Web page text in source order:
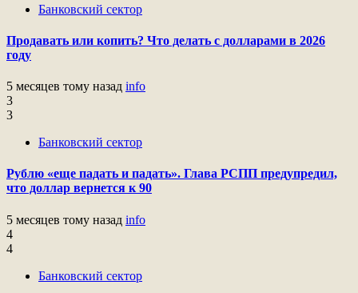
Банковский сектор
Продавать или копить? Что делать с долларами в 2026
году
5 месяцев тому назад info
3
3
Банковский сектор
Рублю «еще падать и падать». Глава РСПП предупредил,
что доллар вернется к 90
5 месяцев тому назад info
4
4
Банковский сектор